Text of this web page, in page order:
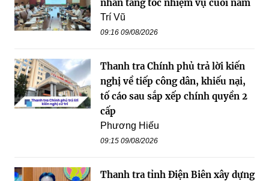
nhân tăng tốc nhiệm vụ cuối năm
Trí Vũ
09:16 09/08/2026
Thanh tra Chính phủ trả lời kiến
nghị về tiếp công dân, khiếu nại,
tố cáo sau sắp xếp chính quyền 2
cấp
Phương Hiếu
09:15 09/08/2026
Thanh tra tỉnh Điện Biên xây dựng